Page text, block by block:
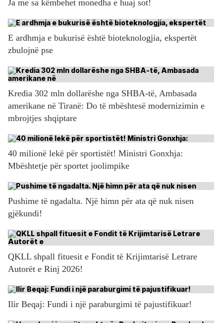
Ja me sa këmbehet monedha e huaj sot!
E ardhmja e bukurisë është bioteknologjia, ekspertët
zbulojnë pse
Kredia 302 mln dollarëshe nga SHBA-të, Ambasada
amerikane në Tiranë: Do të mbështesë modernizimin e
mbrojtjes shqiptare
40 milionë lekë për sportistët! Ministri Gonxhja:
Mbështetje për sportet joolimpike
Pushime të ngadalta. Një himn për ata që nuk nisen
gjëkundi!
QKLL shpall fituesit e Fondit të Krijimtarisë Letrare
Autorët e Rinj 2026!
Ilir Beqaj: Fundi i një paraburgimi të pajustifikuar!